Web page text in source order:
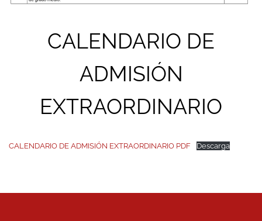
CALENDARIO DE
ADMISIÓN
EXTRAORDINARIO
CALENDARIO DE ADMISIÓN EXTRAORDINARIO PDF Descarga